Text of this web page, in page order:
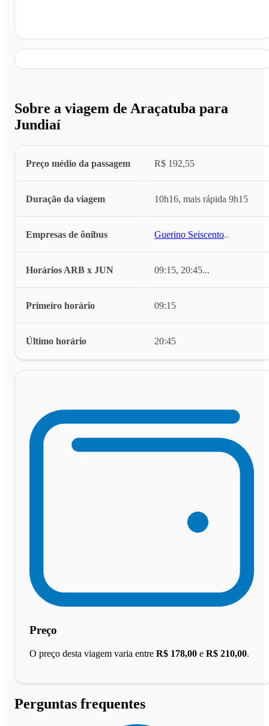
Sobre a viagem de Araçatuba para
Jundiaí
Preço médio da passagem R$ 192,55
Duração da viagem 10h16, mais rápida 9h15
Empresas de ônibus Guerino Seiscento...
Horários ARB x JUN 09:15, 20:45...
Primeiro horário 09:15
Último horário 20:45
Preço
O preço desta viagem varia entre R$ 178,00 e R$ 210,00.
Perguntas frequentes